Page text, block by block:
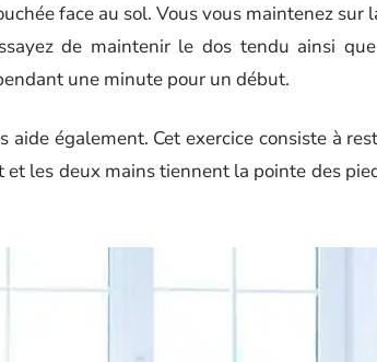
face au sol. Vous vous maintenez sur
de maintenir le dos tendu ainsi
une minute pour un début.
aide également. Cet exercice consiste à
les deux mains tiennent la pointe des